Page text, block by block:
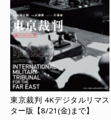
東京裁判 4Kデジタルリマス
ター版【8/21(金)まで】